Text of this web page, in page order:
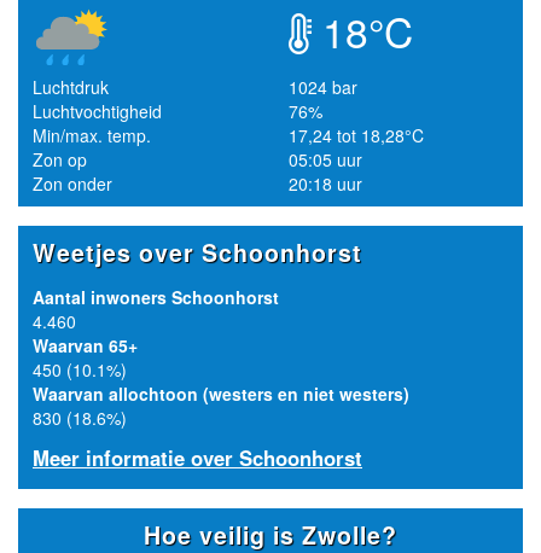
18°C
Luchtdruk
1024 bar
Luchtvochtigheid
76%
Min/max. temp.
17,24 tot 18,28°C
Zon op
05:05 uur
Zon onder
20:18 uur
Weetjes over Schoonhorst
Aantal inwoners Schoonhorst
4.460
Waarvan 65+
450 (10.1%)
Waarvan allochtoon (westers en niet westers)
830 (18.6%)
Meer informatie over Schoonhorst
Hoe veilig is Zwolle?